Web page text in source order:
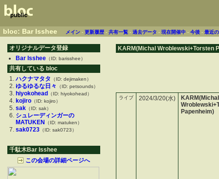
bloc: Bar Isshee メイン -更新履歴 -共有一覧 -過去データ -現在開催中 -今後 -最近
オリジナルデータ登録
Bar Isshee（ID: barisshee）
共有している bloc
ハクナマタタ （ID: dejimaken）
ゆるゆるな日々 （ID: petsounds）
hiyokohead （ID: hiyokohead）
kojiro（ID: kojiro）
sak（ID: sak）
シュレーディンガーの
MATUKEN （ID: matuken）
sak0723（ID: sak0723）
千駄木Bar Isshee
この会場の詳細ページへ
KARM(Michal Wroblewski+Torsten
ライブ 2024/3/20(水)
KARM(Michal
Papenheim)